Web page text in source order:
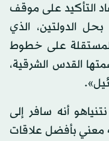
التأكيد على موقف
بحل الدولتين، الذي
على خطوط
عام 1967 وعاصمتها القدس الشرقية،
أنه سافر إلى
معني بأفضل علاقات